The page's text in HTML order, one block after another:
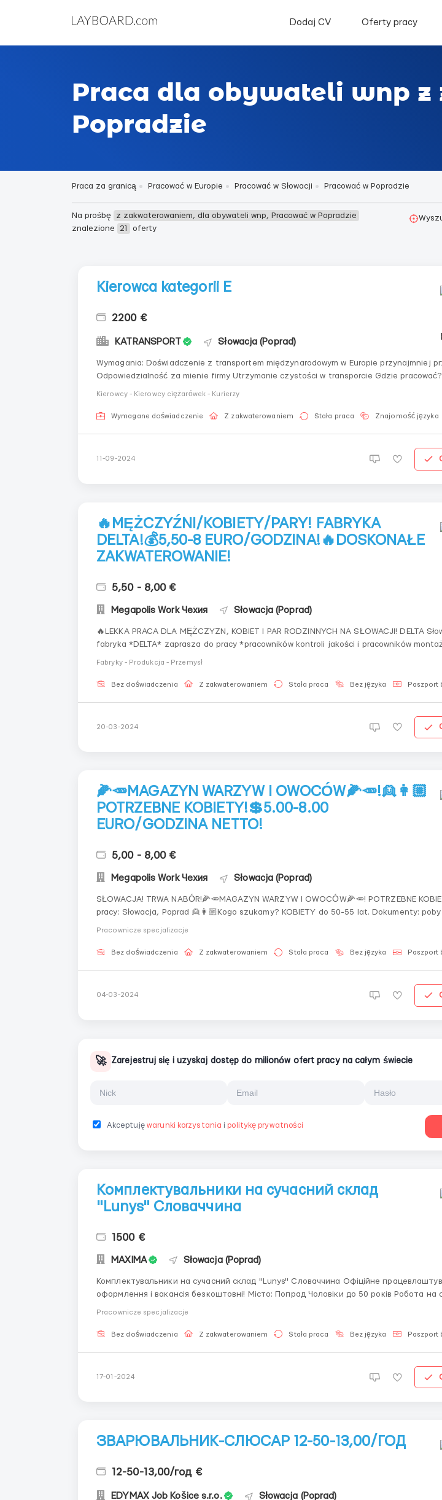
Dodaj CV Oferty pracy
Praca dla obywateli wnp
Popradzie
Praca za granicą Pracować w Europie Pracować w Słowacji Pracować w Popradzie
Na prośbę
z zakwaterowaniem, dla obywateli wnp, Pracować w Popradzie
znalezione
21 oferty
Kierowca kategorii E
2200 €
KATRANSPORT Słowacja (Poprad)
Wymagania: Doświadczenie z transportem międzynarodowym w Europie przynajmniej przez rok
Odpowiedzialność za mienie firmy Utrzymanie czystości w transporcie Gdzie pracować? Poprad,
Kierowcy - Kierowcy ciężarówek - Kurierzy
Wymagane doświadczenie Z zakwaterowaniem Stała praca Znajomość języka
11-09-2024
🔥MĘŻCZYŹNI/KOBIETY/PARY! FABRYKA
DELTA!💰5,50-8 EURO/GODZINA!🔥DOSKONAŁE
ZAKWATEROWANIE!
5,50 - 8,00 €
Megapolis Work Чехия Słowacja (Poprad)
🔥LEKKA PRACA DLA MĘŻCZYZN, KOBIET I PAR RODZINNYCH NA SŁOWACJI! DELTA Słowacka
fabryka *DELTA* zaprasza do pracy *pracowników kontroli jakości i pracowników montażu 🌏
Fabryky - Produkcja - Przemysł
Bez doświadczenia Z zakwaterowaniem Stała praca Bez języka Paszport
20-03-2024
🌽🥕MAGAZYN WARZYW I OWOCÓW🌽🥕!👱‍👩🏼
POTRZEBNE KOBIETY!💲5.00-8.00
EURO/GODZINA NETTO!
5,00 - 8,00 €
Megapolis Work Чехия Słowacja (Poprad)
SŁOWACJA! TRWA NABÓR!🌽🥕MAGAZYN WARZYW I OWOCÓW🌽🥕! POTRZEBNE
pracy: Słowacja, Poprad 👱‍👩🏼Kogo szukamy? KOBIETY do 50-55 lat. Dokumenty: pobyt, karta
Pracownicze specjalizacje
Bez doświadczenia Z zakwaterowaniem Stała praca Bez języka Paszport
04-03-2024
🚀 Zarejestruj się i uzyskaj dostęp do milionów ofert pracy na całym świecie
Akceptujęwarunki korzystania i politykę prywatności
Комплектувальники на сучасний склад
"Lunys" Словаччина
1500 €
MAXIMA Słowacja (Poprad)
Комплектувальники на сучасний склад "Lunys" Словаччина Офіційне працевлаштування,
оформлення і вакансія безкоштовні! Місто: Попрад Чоловіки до 50 років Робота на сучасному
Pracownicze specjalizacje
Bez doświadczenia Z zakwaterowaniem Stała praca Bez języka Paszport
17-01-2024
ЗВАРЮВАЛЬНИК-СЛЮСАР 12-50-13,00/ГОД
12-50-13,00/год €
EDYMAX Job Košice s.r.o. Słowacja (Poprad)